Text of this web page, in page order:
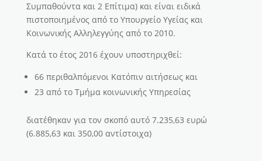
Συμπαθούντα και 2 Επίτιμα) και είναι ειδικά
πιστοποιημένος από το Υπουργείο Υγείας και
Κοινωνικής Αλληλεγγύης από το 2010.
Κατά το έτος 2016 έχουν υποστηριχθεί:
66 περιθαλπόμενοι Κατόπιν αιτήσεως και
23 από το Τμήμα κοινωνικής Υπηρεσίας
διατέθηκαν για τον σκοπό αυτό 7.235,63 ευρώ
(6.885,63 και 350,00 αντίστοιχα)